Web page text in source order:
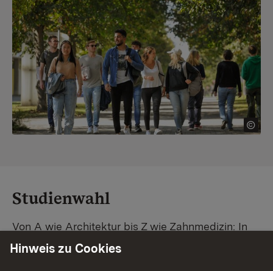
Studienwahl
Von A wie Architektur bis Z wie Zahnmedizin: In
Baden-Württemberg warten unzählige
Hinweis zu Cookies